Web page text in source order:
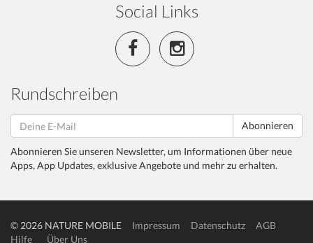
Social Links
Rundschreiben
Abonnieren
Abonnieren Sie unseren Newsletter, um Informationen über neue
Apps, App Updates, exklusive Angebote und mehr zu erhalten.
© 2026 NATURE MOBILE Impressum Datenschutz
AGB
Hilfe
Über Uns